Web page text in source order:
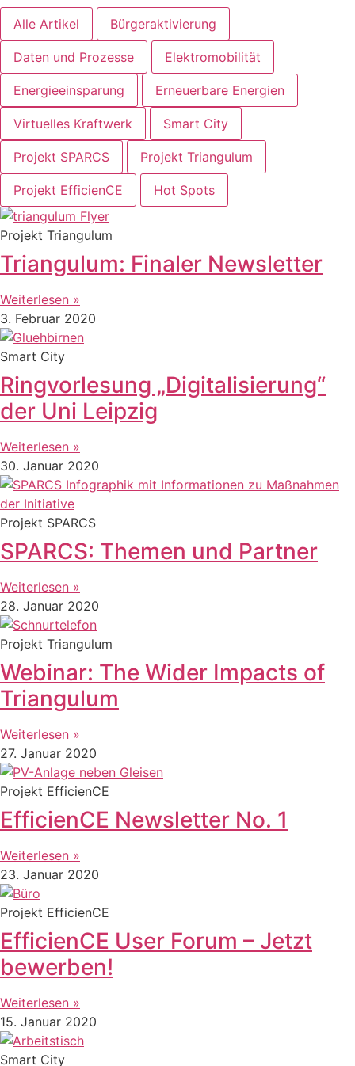
Alle Artikel Bürgeraktivierung
Daten und Prozesse Elektromobilität
Energieeinsparung Erneuerbare Energien
Virtuelles Kraftwerk Smart City
Projekt SPARCS Projekt Triangulum
Projekt EfficienCE Hot Spots
Projekt Triangulum
Triangulum: Finaler Newsletter
Weiterlesen »
3. Februar 2020
Smart City
Ringvorlesung „Digitalisierung“
der Uni Leipzig
Weiterlesen »
30. Januar 2020
Projekt SPARCS
SPARCS: Themen und Partner
Weiterlesen »
28. Januar 2020
Projekt Triangulum
Webinar: The Wider Impacts of
Triangulum
Weiterlesen »
27. Januar 2020
Projekt EfficienCE
EfficienCE Newsletter No. 1
Weiterlesen »
23. Januar 2020
Projekt EfficienCE
EfficienCE User Forum – Jetzt
bewerben!
Weiterlesen »
15. Januar 2020
Smart City